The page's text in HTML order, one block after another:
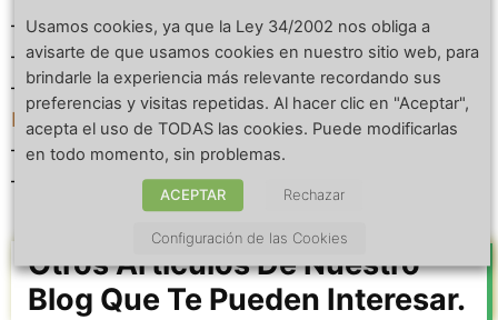
– Ofertas de Bicicletas Eléctricas para niños.
–Ofertas de Bicicletas Eléctricas para mujer.
– Ofertas de Bicicletas Eléctricas de paseo
baratas.
–Ofertas de Bicicletas Eléctricas plegables.
–
Ofertas de Bicicletas Eléctricas MTB baratas
Otros Artículos De Nuestro
Blog Que Te Pueden Interesar.
Usamos cookies, ya que la Ley 34/2002 nos obliga a
avisarte de que usamos cookies en nuestro sitio web, para
brindarle la experiencia más relevante recordando sus
preferencias y visitas repetidas. Al hacer clic en "Aceptar",
acepta el uso de TODAS las cookies. Puede modificarlas
en todo momento, sin problemas.
ACEPTAR Rechazar
Configuración de las Cookies